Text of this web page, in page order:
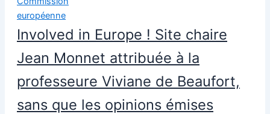
Involved in Europe ! Site chaire
Jean Monnet attribuée à la
professeure Viviane de Beaufort,
sans que les opinions émises